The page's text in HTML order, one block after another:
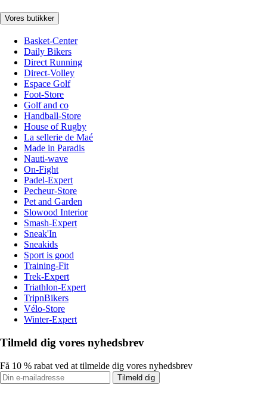
Vores butikker
Basket-Center
Daily Bikers
Direct Running
Direct-Volley
Espace Golf
Foot-Store
Golf and co
Handball-Store
House of Rugby
La sellerie de Maé
Made in Paradis
Nauti-wave
On-Fight
Padel-Expert
Pecheur-Store
Pet and Garden
Slowood Interior
Smash-Expert
Sneak'In
Sneakids
Sport is good
Training-Fit
Trek-Expert
Triathlon-Expert
TripnBikers
Vélo-Store
Winter-Expert
Tilmeld dig vores nyhedsbrev
Få 10 % rabat ved at tilmelde dig vores nyhedsbrev
Tilmeld dig